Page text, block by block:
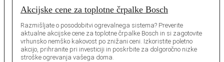
Akcijske cene za toplotne črpalke Bosch
Razmišljate o posodobitvi ogrevalnega sistema? Preverite
aktualne akcijske cene za toplotne črpalke Bosch in si zagotovite
vrhunsko nemško kakovost po znižani ceni. Izkoristite poletno
akcijo, prihranite pri investiciji in poskrbite za dolgoročno nizke
stroške ogrevanja vašega doma.